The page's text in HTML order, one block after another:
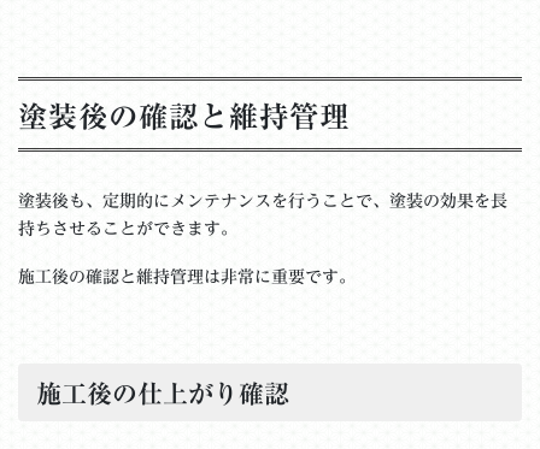
塗装後の確認と維持管理
塗装後も、定期的にメンテナンスを行うことで、塗装の効果を長
持ちさせることができます。
施工後の確認と維持管理は非常に重要です。
施工後の仕上がり確認